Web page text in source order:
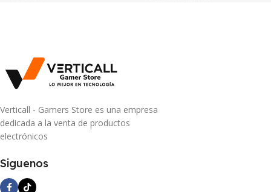
Verticall - Gamers Store es una empresa
dedicada a la venta de productos
electrónicos
Siguenos